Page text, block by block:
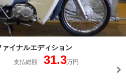
イナルエディション
支払総額 31.3万円